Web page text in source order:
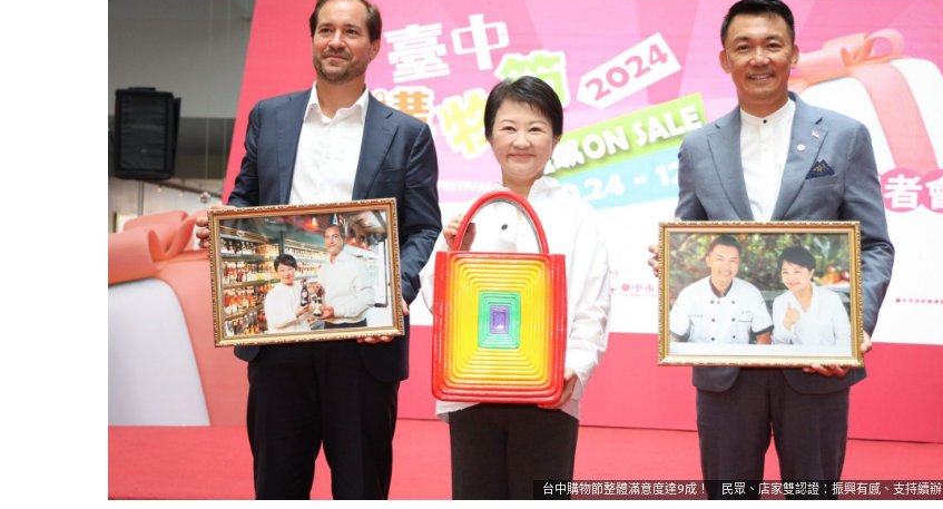
台中購物節整體滿意度達9成！ 民眾、店家雙認證：振興有感、支持續辦